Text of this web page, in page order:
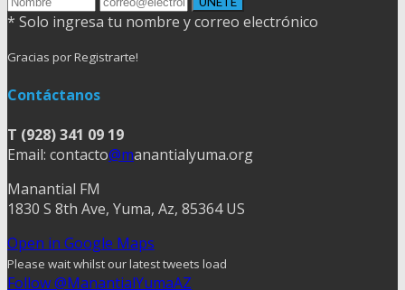
* Solo ingresa tu nombre y correo electrónico
Gracias por Registrarte!
Contáctanos
T (928) 341 09 19
Email: contacto@manantialyuma.org
Manantial FM
1830 S 8th Ave, Yuma, Az, 85364 US
Open in Google Maps
Please wait whilst our latest tweets load
Follow @ManantialYumaAZ